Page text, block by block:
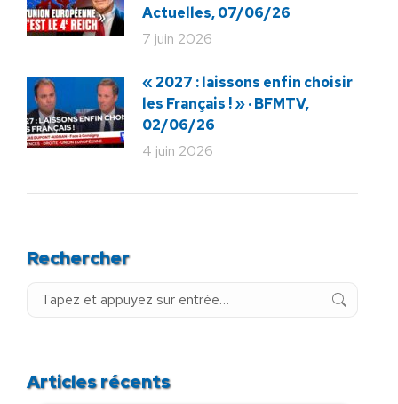
Actuelles, 07/06/26
7 juin 2026
« 2027 : laissons enfin choisir
les Français ! » · BFMTV,
02/06/26
4 juin 2026
Rechercher
Recherche
Articles récents